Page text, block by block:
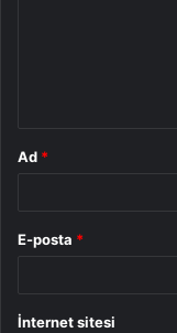
Ad *
E-posta *
İnternet sitesi